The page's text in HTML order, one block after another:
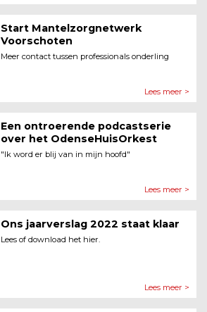
Start Mantelzorgnetwerk
Voorschoten
Meer contact tussen professionals onderling
Lees meer >
Een ontroerende podcastserie
over het OdenseHuisOrkest
"Ik word er blij van in mijn hoofd"
Lees meer >
Ons jaarverslag 2022 staat klaar
Lees of download het hier.
Lees meer >